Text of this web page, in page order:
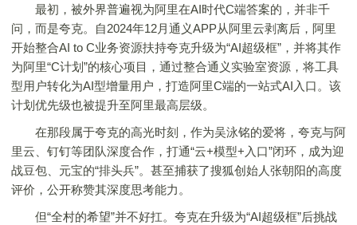
最初，被外界普遍视为阿里在AI时代C端答案的，并非千
问，而是夸克。自2024年12月通义APP从阿里云剥离后，阿里
开始整合AI to C业务资源扶持夸克升级为“AI超级框”，并将其作
为阿里“C计划”的核心项目，通过整合通义实验室资源，将工具
型用户转化为AI型增量用户，打造阿里C端的一站式AI入口。该
计划优先级也被提升至阿里最高层级。
在那段属于夸克的高光时刻，作为吴泳铭的爱将，夸克与阿
里云、钉钉等团队深度合作，打通“云+模型+入口”闭环，成为迎
战豆包、元宝的“排头兵”。甚至捕获了搜狐创始人张朝阳的高度
评价，公开称赞其深度思考能力。
但“全村的希望”并不好扛。夸克在升级为“AI超级框”后挑战